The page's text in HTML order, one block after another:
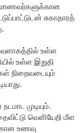
சுகாதாரத்
உள்ள
உள்ள இறுதி
நிறைவடையும்
முடியும்.
வெளியேறி மீள
உணவு